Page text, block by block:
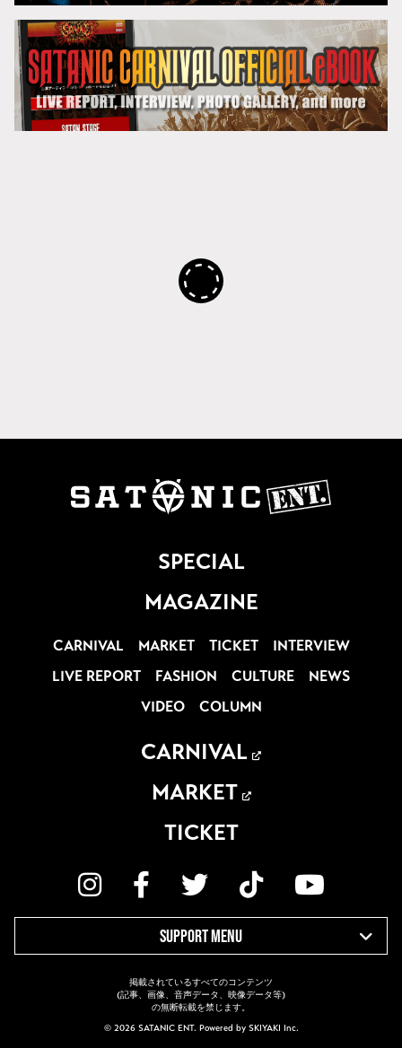
SPECIAL
MAGAZINE
CARNIVAL MARKET TICKET
INTERVIEW
LIVE REPORT
FASHION CULTURE
NEWS
VIDEO
COLUMN
CARNIVAL
MARKET
TICKET
SUPPORT MENU
掲載されているすべてのコンテンツ
(記事、画像、音声データ、映像データ等)
の無断転載を禁じます。
© 2026 SATANIC ENT. Powered by SKIYAKI Inc.